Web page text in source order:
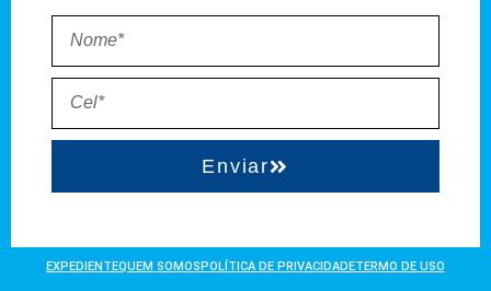
Enviar
EXPEDIENTEQUEM SOMOSPOLÍTICA DE PRIVACIDADETERMO DE USO